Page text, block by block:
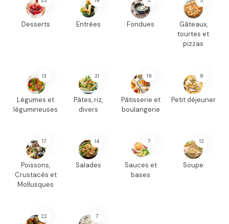
Desserts Entrées Fondues
Gâteaux,
tourtes et
pizzas
13
Légumes et
légumineuses
21
Pâtes, riz,
divers
19
Pâtisserie et
boulangerie
8
Petit déjeuner
17
Poissons,
Crustacés et
Mollusques
14
Salades
7
Sauces et
bases
12
Soupe
22 7